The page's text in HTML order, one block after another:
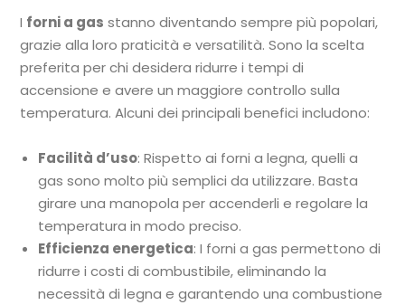
I forni a gas stanno diventando sempre più popolari,
grazie alla loro praticità e versatilità. Sono la scelta
preferita per chi desidera ridurre i tempi di
accensione e avere un maggiore controllo sulla
temperatura. Alcuni dei principali benefici includono:
Facilità d’uso: Rispetto ai forni a legna, quelli a
gas sono molto più semplici da utilizzare. Basta
girare una manopola per accenderli e regolare la
temperatura in modo preciso.
Efficienza energetica: I forni a gas permettono di
ridurre i costi di combustibile, eliminando la
necessità di legna e garantendo una combustione